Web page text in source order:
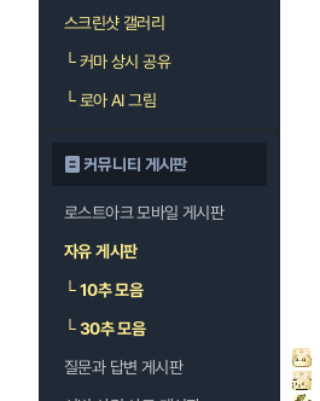
스크린샷 갤러리
└커마 상시 공유
└로아 AI 그림
커뮤니티 게시판
로스트아크 모바일 게시판
자유 게시판
└10추 모음
└30추 모음
질문과 답변 게시판